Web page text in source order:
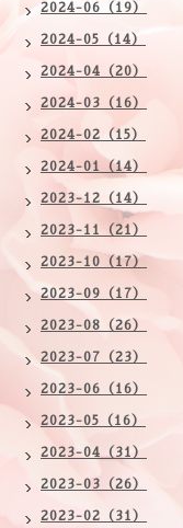
2024-06（19）
2024-05（14）
2024-04（20）
2024-03（16）
2024-02（15）
2024-01（14）
2023-12（14）
2023-11（21）
2023-10（17）
2023-09（17）
2023-08（26）
2023-07（23）
2023-06（16）
2023-05（16）
2023-04（31）
2023-03（26）
2023-02（31）